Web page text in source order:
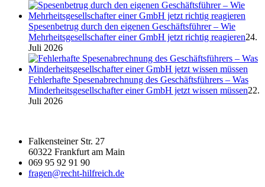
Spesenbetrug durch den eigenen Geschäftsführer – Wie
Mehrheitsgesellschafter einer GmbH jetzt richtig reagieren24.
Juli 2026
Fehlerhafte Spesenabrechnung des Geschäftsführers – Was
Minderheitsgesellschafter einer GmbH jetzt wissen müssen22.
Juli 2026
Falkensteiner Str. 27
60322 Frankfurt am Main
069 95 92 91 90
fragen@recht-hilfreich.de